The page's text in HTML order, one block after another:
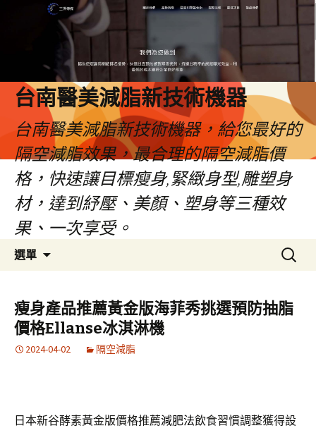
台南醫美減脂新技術機器
台南醫美減脂新技術機器，給您最好的
隔空減脂效果，最合理的隔空減脂價
格，快速讓目標瘦身,緊緻身型,雕塑身
材，達到紓壓、美顏、塑身等三種效
果、一次享受。
選單
容
搜
尋
鍵
字:
瘦身產品推薦黃金版海菲秀挑選預防抽脂
價格Ellanse冰淇淋機
2024-04-02 隔空減脂
日本新谷酵素黃金版價格推薦減肥法飲食習慣調整獲得設